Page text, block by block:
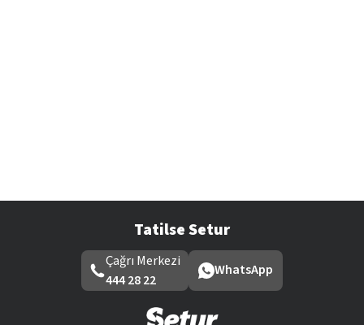
Tatilse Setur
Çağrı Merkezi
444 28 22
WhatsApp